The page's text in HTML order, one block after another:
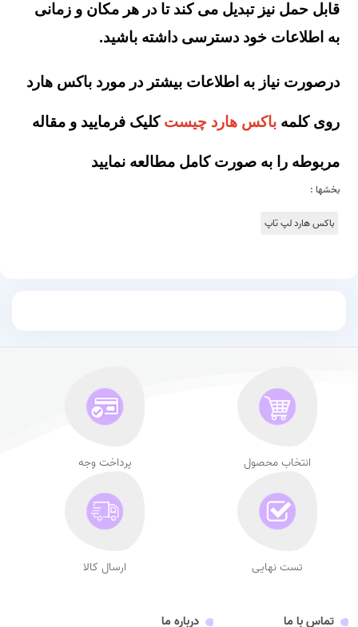
قابل حمل نیز تبدیل می کند تا در هر مکان و زمانی
به اطلاعات خود دسترسی داشته باشید.
درصورت نیاز به اطلاعات بیشتر در مورد باکس هارد
روی کلمه باکس هارد چیست کلیک فرمایید و مقاله
مربوطه را به صورت کامل مطالعه نمایید
بخشها :
باکس هارد لپ تاپ
انتخاب محصول پرداخت وجه
تست نهایی ارسال کالا
تماس با ما درباره ما